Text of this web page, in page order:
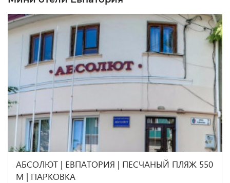
АБСОЛЮТ | ЕВПАТОРИЯ | ПЕСЧАНЫЙ ПЛЯЖ 550
М | ПАРКОВКА